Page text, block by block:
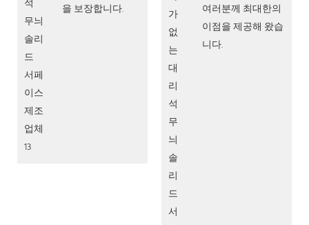
을 보장합니다.
여러분께 최대한의
이점을 제공해 왔습
니다.